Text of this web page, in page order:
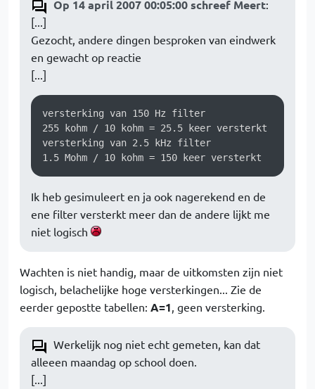
Op 14 april 2007 00:05:00 schreef Meert:
[...]
Gezocht, andere dingen besproken van eindwerk
en gewacht op reactie
[...]
versterking van 150 Hz filter
255 kohm / 10 kohm = 25.5 keer versterkt
versterking van 2.5 kHz filter
1.5 Mohm / 10 kohm = 150 keer versterkt
Ik heb gesimuleert en ja ook nagerekend en de
ene filter versterkt meer dan de andere lijkt me
niet logisch
Wachten is niet handig, maar de uitkomsten zijn niet
logisch, belachelijke hoge versterkingen... Zie de
eerder gepostte tabellen: A=1, geen versterking.
Werkelijk nog niet echt gemeten, kan dat
alleeen maandag op school doen.
[...]